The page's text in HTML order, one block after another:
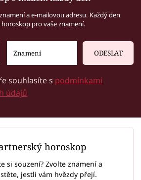
a e-mailovou adresu. Každý den
pro vaše znamení.
ODESLAT
souhlasíte s podmínkami
údajů
horoskop
si souzení? Zvolte znamení a
jestli vám hvězdy přejí.